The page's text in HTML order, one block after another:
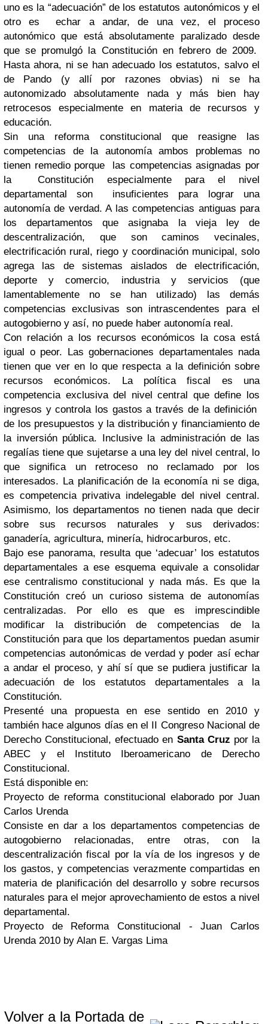
uno es la “adecuación” de los estatutos autonómicos y el
otro es echar a andar, de una vez, el proceso
autonómico que está absolutamente paralizado desde
que se promulgó la Constitución en febrero de 2009.
Hasta ahora, ni se han adecuado los estatutos, salvo el
de Pando (y allí por razones obvias) ni se ha
autonomizado absolutamente nada y más bien hay
retrocesos especialmente en materia de recursos y
educación.
Sin una reforma constitucional que reasigne las
competencias de la autonomía ambos problemas no
tienen remedio porque las competencias asignadas por
la Constitución especialmente para el nivel
departamental son insuficientes para lograr una
autonomía de verdad. A las competencias antiguas para
los departamentos que asignaba la vieja ley de
descentralización, que son caminos vecinales,
electrificación rural, riego y coordinación municipal, solo
agrega las de sistemas aislados de electrificación,
deporte y comercio, industria y servicios (que
lamentablemente no se han utilizado) las demás
competencias exclusivas son intrascendentes para el
autogobierno y así, no puede haber autonomía real.
Con relación a los recursos económicos la cosa está
igual o peor. Las gobernaciones departamentales nada
tienen que ver en lo que respecta a la definición sobre
recursos económicos. La política fiscal es una
competencia exclusiva del nivel central que define los
ingresos y controla los gastos a través de la definición
de los presupuestos y la distribución y financiamiento de
la inversión pública. Inclusive la administración de las
regalías tiene que sujetarse a una ley del nivel central, lo
que significa un retroceso no reclamado por los
interesados. La planificación de la economía ni se diga,
es competencia privativa indelegable del nivel central.
Asimismo, los departamentos no tienen nada que decir
sobre sus recursos naturales y sus derivados:
ganadería, agricultura, minería, hidrocarburos, etc.
Bajo ese panorama, resulta que ‘adecuar’ los estatutos
departamentales a ese esquema equivale a consolidar
ese centralismo constitucional y nada más. Es que la
Constitución creó un curioso sistema de autonomías
centralizadas. Por ello es que es imprescindible
modificar la distribución de competencias de la
Constitución para que los departamentos puedan asumir
competencias autonómicas de verdad y poder así echar
a andar el proceso, y ahí sí que se pudiera justificar la
adecuación de los estatutos departamentales a la
Constitución.
Presenté una propuesta en ese sentido en 2010 y
también hace algunos días en el II Congreso Nacional de
Derecho Constitucional, efectuado en Santa Cruz por la
ABEC y el Instituto Iberoamericano de Derecho
Constitucional.
Está disponible en:
Proyecto de reforma constitucional elaborado por Juan
Carlos Urenda
Consiste en dar a los departamentos competencias de
autogobierno relacionadas, entre otras, con la
descentralización fiscal por la vía de los ingresos y de
los gastos, y competencias verazmente compartidas en
materia de planificación del desarrollo y sobre recursos
naturales para el mejor aprovechamiento de estos a nivel
departamental.
Proyecto de Reforma Constitucional - Juan Carlos
Urenda 2010 by Alan E. Vargas Lima
Volver a la Portada de